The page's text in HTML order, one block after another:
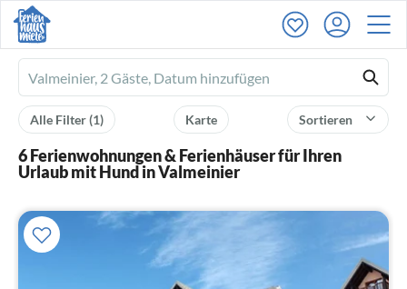
Ferienhausmiete
logo
Sortieren
Karte
Alle Filter(1)
6 Ferienwohnungen & Ferienhäuser für Ihren
Urlaub mit Hund in Valmeinier